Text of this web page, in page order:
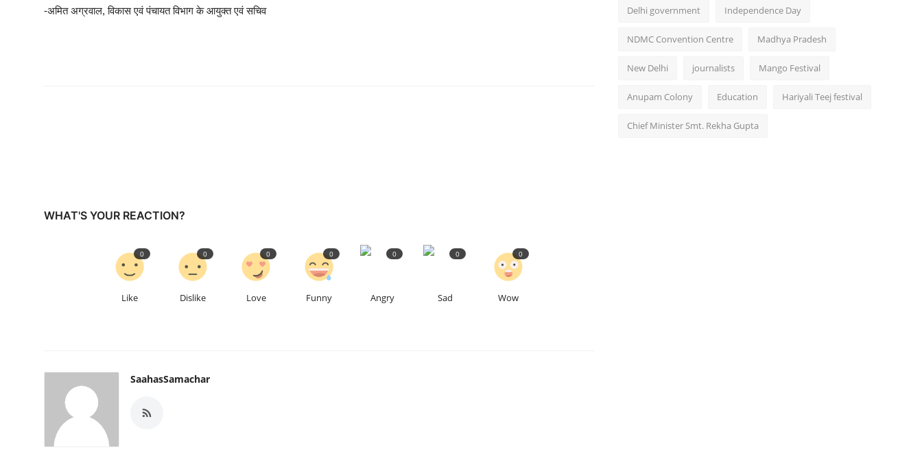
-अमित अग्रवाल, विकास एवं पंचायत विभाग के आयुक्त एवं सचिव
WHAT'S YOUR REACTION?
Like
0
Dislike
0
Love
0
Funny
0
Angry
0
Sad
0
Wow
0
SaahasSamachar
Delhi government Independence Day
NDMC Convention Centre Madhya Pradesh
New Delhi journalists Mango Festival
Anupam Colony Education Hariyali Teej festival
Chief Minister Smt. Rekha Gupta